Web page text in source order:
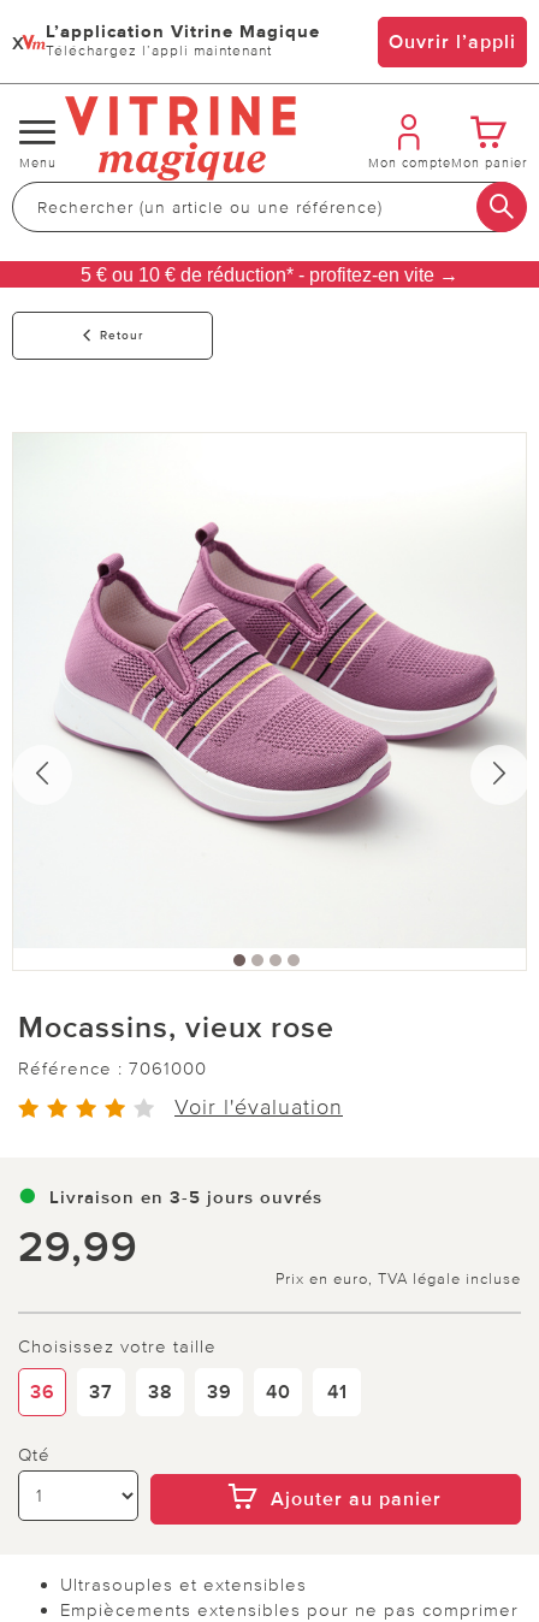
x L’application Vitrine Magique
Téléchargez l’appli maintenant Ouvrir l’appli
Changer
de
navigation
Menu Mon compteMon panier
5 € ou 10 € de réduction* - profitez-en vite →
Retour
Mocassins, vieux rose
Référence : 7061000
Voir l'évaluation
Livraison en 3-5 jours ouvrés
29,99
Prix en euro, TVA légale incluse
Choisissez votre taille
36 37 38 39 40 41
Qté
Ajouter au panier
Ultrasouples et extensibles
Empiècements extensibles pour ne pas comprimer